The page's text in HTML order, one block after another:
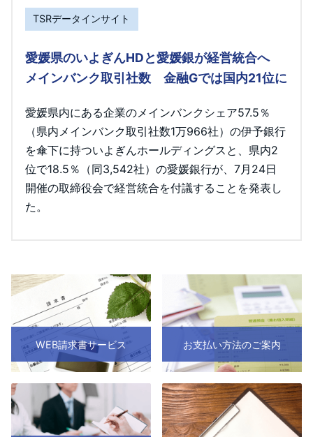
TSRデータインサイト
愛媛県のいよぎんHDと愛媛銀が経営統合へ
メインバンク取引社数 金融Gでは国内21位に
愛媛県内にある企業のメインバンクシェア57.5％
（県内メインバンク取引社数1万966社）の伊予銀行
を傘下に持ついよぎんホールディングスと、県内2
位で18.5％（同3,542社）の愛媛銀行が、7月24日
開催の取締役会で経営統合を付議することを発表し
た。
WEB請求書サービス お支払い方法のご案内